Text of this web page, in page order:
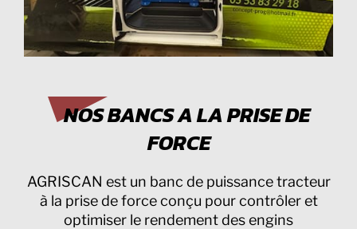
NOS BANCS A LA PRISE DE
FORCE
AGRISCAN est un banc de puissance tracteur
à la prise de force conçu pour contrôler et
optimiser le rendement des engins